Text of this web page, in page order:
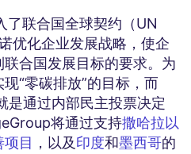
了联合国全球契约（UN
优化企业发展战略，使企
合国发展目标的要求。为
“零碳排放”的目标，而
是通过内部民主投票决定
将通过支持撒哈拉以
目 ，以及印度和墨西哥的